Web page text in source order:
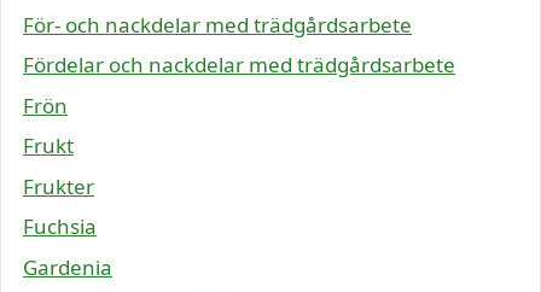
För- och nackdelar med trädgårdsarbete
Fördelar och nackdelar med trädgårdsarbete
Frön
Frukt
Frukter
Fuchsia
Gardenia